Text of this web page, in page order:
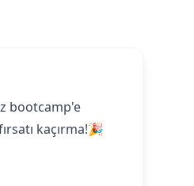
bootcamp'e
kaçırma!🎉